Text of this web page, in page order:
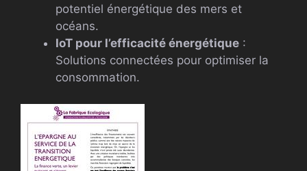
potentiel énergétique des mers et
océans.
IoT pour l’efficacité énergétique :
Solutions connectées pour optimiser la
consommation.